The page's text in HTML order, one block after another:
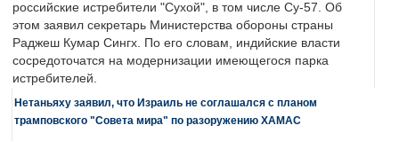
российские истребители "Сухой", в том числе Су-57. Об
этом заявил секретарь Министерства обороны страны
Раджеш Кумар Сингх. По его словам, индийские власти
сосредоточатся на модернизации имеющегося парка
истребителей.
Нетаньяху заявил, что Израиль не соглашался с планом
трамповского "Совета мира" по разоружению ХАМАС